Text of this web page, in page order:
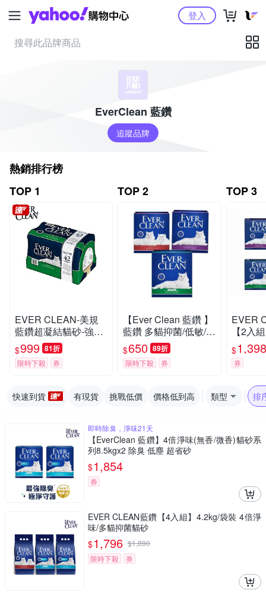
Yahoo購物中心登入
EverClean 藍鑽
追蹤品牌
熱銷排行榜
TOP 1
EVER CLEAN-美規
藍鑽超凝結貓砂-強效
低敏結塊貓砂 42LB(1
9kg)=綠標★
$999 81折
限時下殺 券
TOP 2
【Ever Clean 藍鑽 】
藍鑽 多貓抑菌/低敏/除
臭貓砂8.5kg -( 除臭/
抑味/ 凝結/長效淨味2
1天)
$650 89折
限時下殺 券
TOP 3
EVER
【2入
抑菌/
$1,398
券
快速到貨 有現貨 挑戰低價 價格低到高 類型 排
即時除臭，淨味21天
【EverClean 藍鑽】4倍淨味(無香/微香)貓砂系
列8.5kgx2 除臭 低塵 超省砂
$1,854
券
EVER CLEAN藍鑽【4入組】4.2kg/袋裝 4倍淨
味/多貓抑菌貓砂
$1,796 $1,890
限時下殺
券